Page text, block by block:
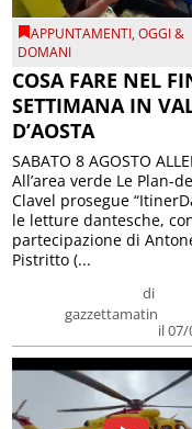
APPUNTAMENTI,OGGI &
DOMANI
COSA FARE NEL
SETTIMANA IN
D’AOSTA
di
gazzettamatin
il
SABATO 8 AGOSTO
All’area verde Le Plan-
Clavel prosegue
le letture dantesche,
partecipazione di
Pistritto (...